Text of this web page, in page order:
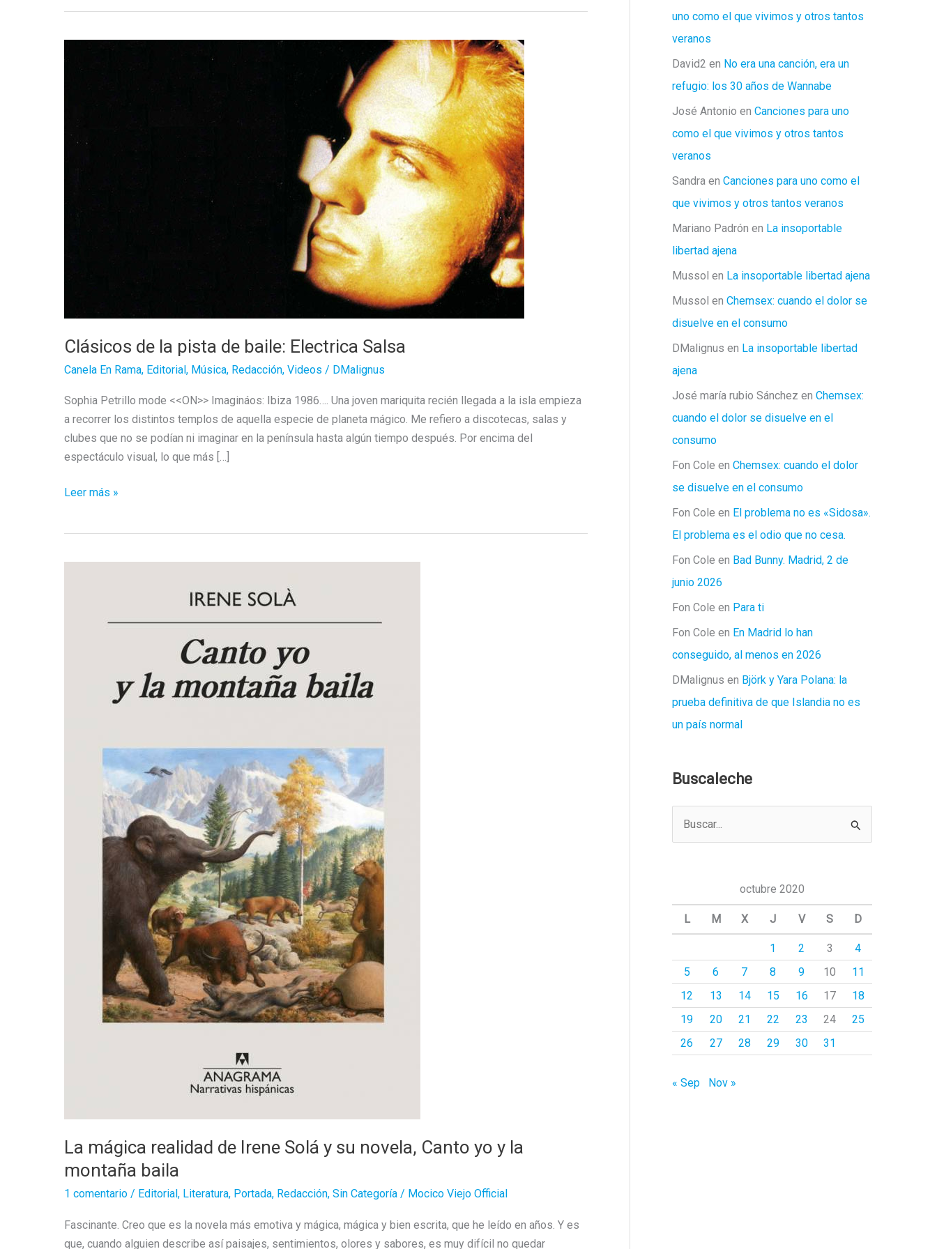
Clásicos de la pista de baile: Electrica Salsa
Canela En Rama, Editorial , Música, Redacción, Videos / DMalignus
Sophia Petrillo mode <<ON>> Imagináos: Ibiza 1986…. Una joven mariquita recién llegada a la isla empieza
a recorrer los distintos templos de aquella especie de planeta mágico. Me refiero a discotecas, salas y
clubes que no se podían ni imaginar en la península hasta algún tiempo después. Por encima del
espectáculo visual, lo que más […]
Clásicos
Leer más »
La mágica realidad de Irene Solá y su novela, Canto yo y la
montaña baila
1 comentario / Editorial , Literatura, Portada, Redacción, Sin Categoría / Mocico Viejo Official
Fascinante. Creo que es la novela más emotiva y mágica, mágica y bien escrita, que he leído en años. Y es
que, cuando alguien describe así paisajes, sentimientos, olores y sabores, es muy difícil no quedar
uno como el que vivimos y otros tantos
veranos
David2 en No era una canción, era un
refugio: los 30 años de Wannabe
José Antonio en Canciones para uno
como el que vivimos y otros tantos
veranos
Sandra en Canciones para uno como el
que vivimos y otros tantos veranos
Mariano Padrón en La insoportable
libertad ajena
Mussol en La insoportable libertad ajena
Mussol en Chemsex: cuando el dolor se
disuelve en el consumo
DMalignus en La insoportable libertad
ajena
José maría rubio Sánchez en Chemsex:
cuando el dolor se disuelve en el
consumo
Fon Cole en Chemsex: cuando el dolor
se disuelve en el consumo
Fon Cole en El problema no es «Sidosa».
El problema es el odio que no cesa.
Fon Cole en Bad Bunny. Madrid, 2 de
junio 2026
Fon Cole en Para ti
Fon Cole en En Madrid lo han
conseguido, al menos en 2026
DMalignus en Björk y Yara Polana: la
prueba definitiva de que Islandia no es
un país normal
Buscaleche
a
octubre 2020
L M X J V S D
1 2 3
4
5
6 7 8 9 10
11
12
13 14 15 16 17
18
19
20 21 22 23 24
25
26
27 28 29 30 31
« Sep Nov »